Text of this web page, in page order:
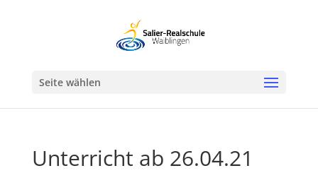
Seite wählen
Unterricht ab 26.04.21